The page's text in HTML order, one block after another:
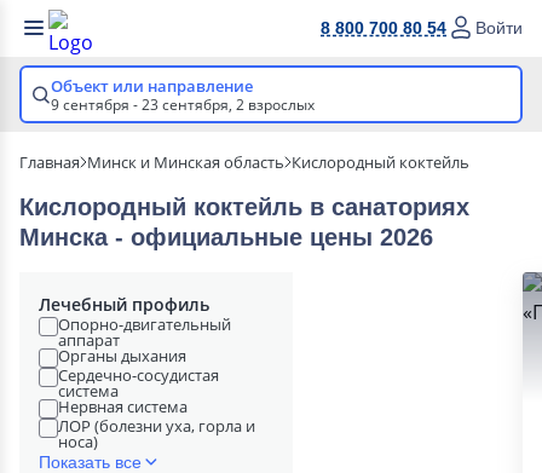
8 800 700 80 54 Войти
Объект или направление
9 сентября - 23 сентября, 2 взрослых
Главная Минск и Минская область Кислородный коктейль
Кислородный коктейль в cанаториях
Минска - официальные цены 2026
Лечебный профиль
Опорно-двигательный
аппарат
Органы дыхания
Сердечно-сосудистая
система
Нервная система
ЛОР (болезни уха, горла и
носа)
Показать все